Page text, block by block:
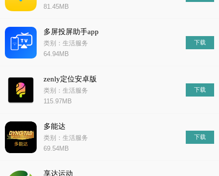
81.45MB
多屏投屏助手app
类别：生活服务
64.94MB
下载
zenly定位安卓版
类别：生活服务
115.97MB
下载
多能达
类别：生活服务
69.54MB
下载
享达运动